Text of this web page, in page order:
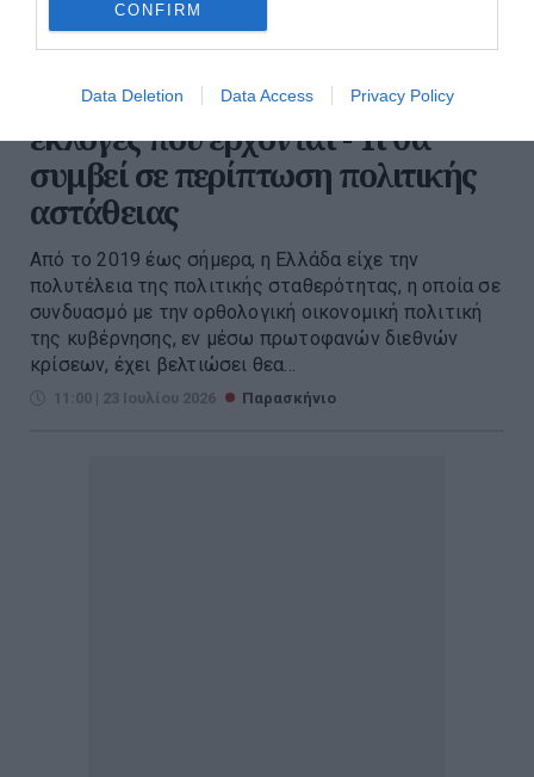
CONFIRM
Data Deletion Data Access Privacy Policy
Ομόλογα, μετοχές, ακίνητα και
επενδύσεις: Τι διακυβεύεται στις
εκλογές που έρχονται - Τι θα
συμβεί σε περίπτωση πολιτικής
αστάθειας
Από το 2019 έως σήμερα, η Ελλάδα είχε την
πολυτέλεια της πολιτικής σταθερότητας, η οποία σε
συνδυασμό με την ορθολογική οικονομική πολιτική
της κυβέρνησης, εν μέσω πρωτοφανών διεθνών
κρίσεων, έχει βελτιώσει θεα...
11:00 | 23 Ιουλίου 2026 Παρασκήνιο